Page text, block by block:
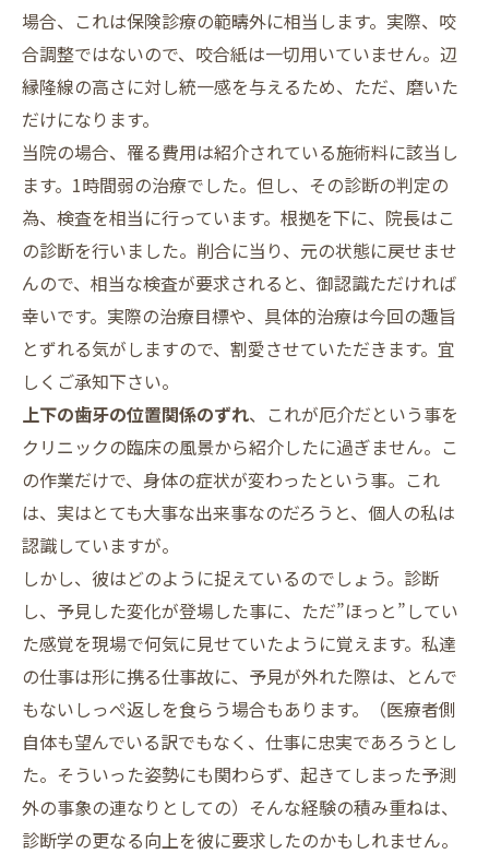
場合、これは保険診療の範疇外に相当します。実際、咬
合調整ではないので、咬合紙は一切用いていません。辺
縁隆線の高さに対し統一感を与えるため、ただ、磨いた
だけになります。
当院の場合、罹る費用は紹介されている施術料に該当し
ます。1時間弱の治療でした。但し、その診断の判定の
為、検査を相当に行っています。根拠を下に、院長はこ
の診断を行いました。削合に当り、元の状態に戻せませ
んので、相当な検査が要求されると、御認識ただければ
幸いです。実際の治療目標や、具体的治療は今回の趣旨
とずれる気がしますので、割愛させていただきます。宜
しくご承知下さい。
上下の歯牙の位置関係のずれ、これが厄介だという事を
クリニックの臨床の風景から紹介したに過ぎません。こ
の作業だけで、身体の症状が変わったという事。これ
は、実はとても大事な出来事なのだろうと、個人の私は
認識していますが。
しかし、彼はどのように捉えているのでしょう。診断
し、予見した変化が登場した事に、ただ”ほっと”してい
た感覚を現場で何気に見せていたように覚えます。私達
の仕事は形に携る仕事故に、予見が外れた際は、とんで
もないしっぺ返しを食らう場合もあります。（医療者側
自体も望んでいる訳でもなく、仕事に忠実であろうとし
た。そういった姿勢にも関わらず、起きてしまった予測
外の事象の連なりとしての）そんな経験の積み重ねは、
診断学の更なる向上を彼に要求したのかもしれません。